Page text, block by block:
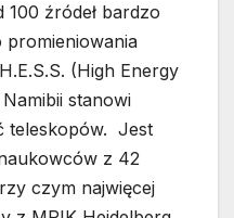
źródeł bardzo
(High Energy
stanowi
teleskopów. Jest
z 42
czym najwięcej